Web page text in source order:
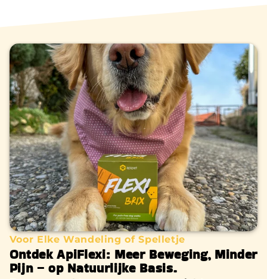
Voor Elke Wandeling of Spelletje
Ontdek ApiFlexi: Meer Beweging, Minder
Pijn – op Natuurlijke Basis.